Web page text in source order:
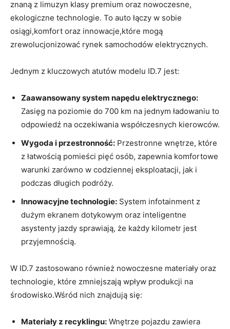
znaną z limuzyn klasy premium oraz nowoczesne,
ekologiczne technologie. To auto łączy w sobie
osiągi,komfort oraz innowacje,które mogą
zrewolucjonizować rynek samochodów elektrycznych.
Jednym z kluczowych atutów modelu ID.7 jest:
Zaawansowany system napędu elektrycznego:
Zasięg na poziomie do 700 km na jednym ładowaniu to
odpowiedź na oczekiwania współczesnych kierowców.
Wygoda i przestronność: Przestronne wnętrze, które
z łatwością pomieści pięć osób, zapewnia komfortowe
warunki zarówno w codziennej eksploatacji, jak i
podczas długich podróży.
Innowacyjne technologie: System infotainment z
dużym ekranem dotykowym oraz inteligentne
asystenty jazdy sprawiają, że każdy kilometr jest
przyjemnością.
W ID.7 zastosowano również nowoczesne materiały oraz
technologie, które zmniejszają wpływ produkcji na
środowisko.Wśród nich znajdują się:
Materiały z recyklingu: Wnętrze pojazdu zawiera